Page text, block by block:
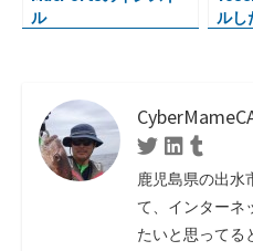
ル
ルし
TwitterLinkedin
鹿児島県の出水
て、インターネ
たいと思ってる